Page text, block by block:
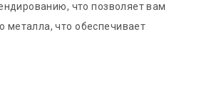
что позволяет вам
металла, что обеспечивает